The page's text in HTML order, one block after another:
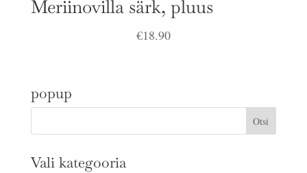
Meriinovilla särk, pluus
€18.90
popup
Vali kategooria